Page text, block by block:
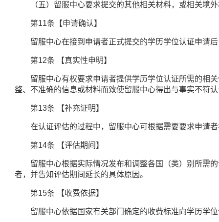
（五）留服中心要求提交的其他相关材料，或相关境外
第11条【申请确认】
留服中心在接到申请者正式提交的学历学位认证申请后
第12条 【真实性申明】
留服中心有权要求申请者提供学历学位认证所需的相关
整、不准确的信息或材料而致使留服中心得出与事实不符
第13条 【补充证明】
在认证评估的过程中，留服中心可根据需要要求申请者
第14条 【评估期间】
留服中心根据实际情况发布和调整各国（类）别所需的
者，并告知评估期间延长的具体原因。
第15条 【收费依据】
留服中心依据国家有关部门确定的收费标准向学历学位